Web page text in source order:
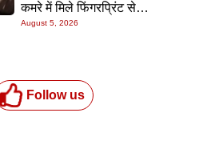
कमरे में मिले फिंगरप्रिंट से
हत्यारे तक पहुंचने की कोशिश
August 5, 2026
Follow us